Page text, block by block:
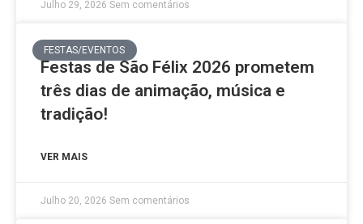
Julho 29, 2026 Sem comentários
FESTAS/EVENTOS
Festas de São Félix 2026 prometem
três dias de animação, música e
tradição!
VER MAIS
Julho 20, 2026 Sem comentários